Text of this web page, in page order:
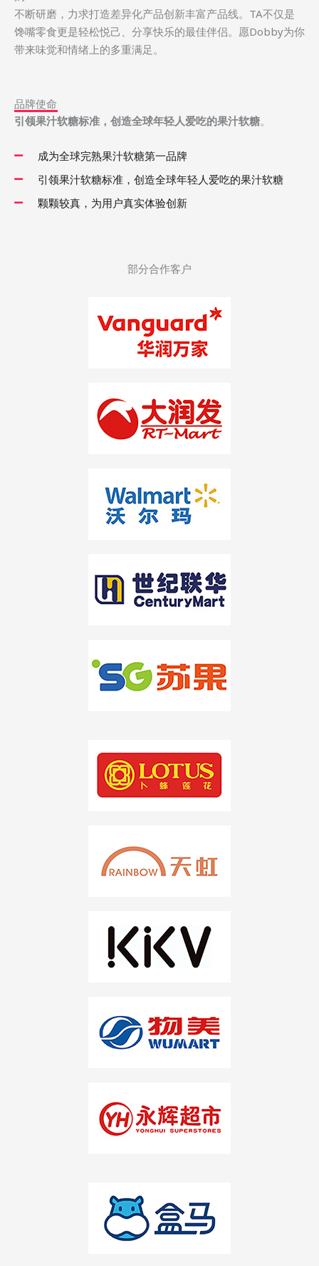
不断研磨，力求打造差异化产品创新丰富产品线。TA不仅是
馋嘴零食更是轻松悦己、分享快乐的最佳伴侣。愿Dobby为你
带来味觉和情绪上的多重满足。
品牌使命
引领果汁软糖标准，创造全球年轻人爱吃的果汁软糖。
成为全球完熟果汁软糖第一品牌
引领果汁软糖标准，创造全球年轻⼈爱吃的果汁软糖
颗颗较真，为用户真实体验创新
部分合作客户